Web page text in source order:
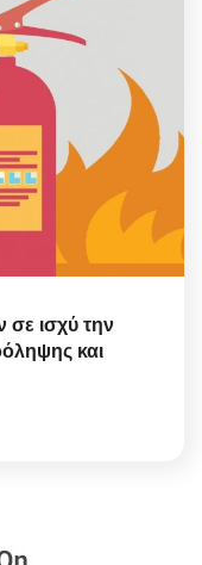
ισχύ την
και